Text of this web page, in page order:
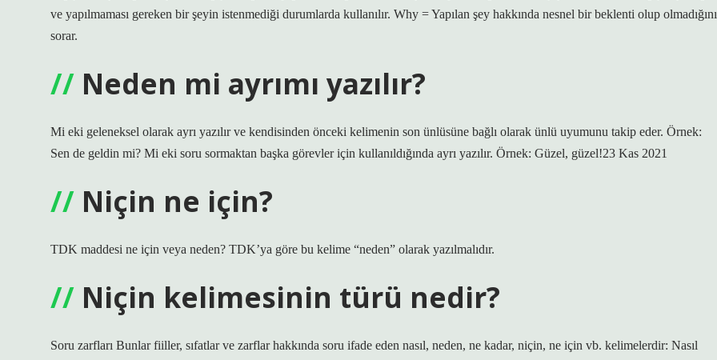
ve yapılmaması gereken bir şeyin istenmediği durumlarda kullanılır. Why = Yapılan şey hakkında nesnel bir beklenti olup olmadığını
sorar.
Neden mi ayrımı yazılır?
Mi eki geleneksel olarak ayrı yazılır ve kendisinden önceki kelimenin son ünlüsüne bağlı olarak ünlü uyumunu takip eder. Örnek:
Sen de geldin mi? Mi eki soru sormaktan başka görevler için kullanıldığında ayrı yazılır. Örnek: Güzel, güzel!23 Kas 2021
Niçin ne için?
TDK maddesi ne için veya neden? TDK’ya göre bu kelime “neden” olarak yazılmalıdır.
Niçin kelimesinin türü nedir?
Soru zarfları Bunlar fiiller, sıfatlar ve zarflar hakkında soru ifade eden nasıl, neden, ne kadar, niçin, ne için vb. kelimelerdir: Nasıl